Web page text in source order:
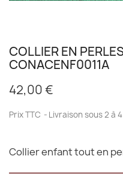
COLLIER EN
CONACENF0011A
42,00 €
Prix TTC Livraison sous 2 à
Collier enfant tout en